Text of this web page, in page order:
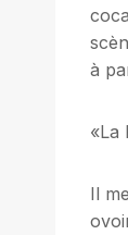
à
«La
Il